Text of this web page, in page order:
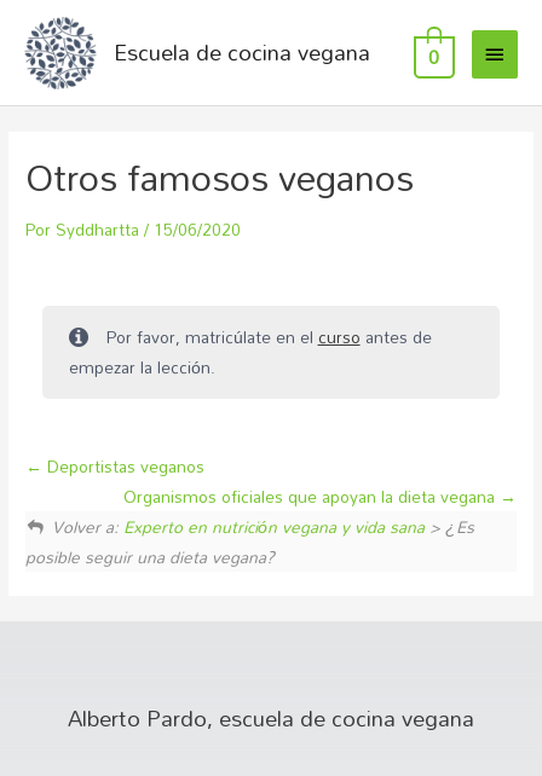
Escuela de cocina vegana 0
Otros famosos veganos
PorSyddhartta/ 15/06/2020
Por favor, matricúlate en elcursoantes de
empezar la lección.
Deportistas veganos
Organismos oficiales que apoyan la dieta vegana
Volver a:Experto en nutrición vegana y vida sana> ¿Es
posible seguir una dieta vegana?
Alberto Pardo, escuela de cocina vegana